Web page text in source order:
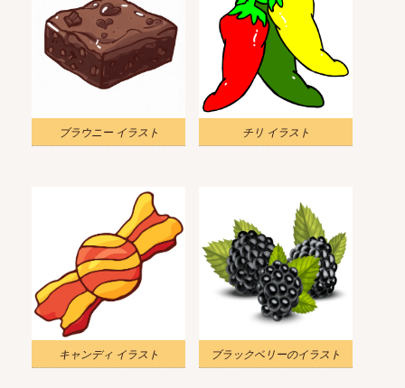
ブラウニー イラスト チリ イラスト
キャンディ イラスト ブラックベリーのイラスト